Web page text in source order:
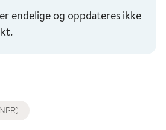
endelige og oppdateres ikke